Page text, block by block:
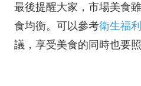
最後提醒大家，市場美食
食均衡。可以參考衛生福
議，享受美食的同時也要照